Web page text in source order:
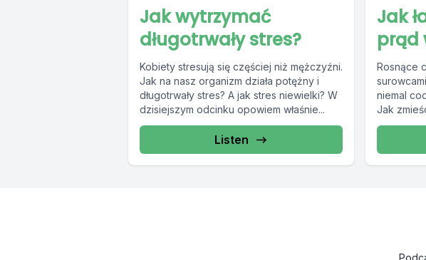
Jak wytrzymać
długotrwały stres?
Kobiety stresują się częściej niż mężczyźni.
Jak na nasz organizm działa potężny i
długotrwały stres? A jak stres niewielki? W
dzisiejszym odcinku opowiem właśnie...
Listen
Jak
prąd
Rosnące
niemal
Jak